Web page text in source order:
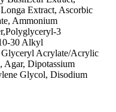
Extract, Ascorbic
Ammonium
3
30 Alkyl
Glyceryl Acrylate/Acrylic
Agar, Dipotassium
Glycol, Disodium